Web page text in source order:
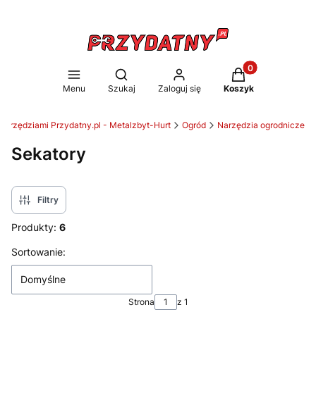
Menu
Otwórz wyszukiwarkę
Szukaj Zaloguj się
Produkty w
Koszyk
Przydatny.pl - Metalzbyt-Hurt Ogród Narzędzia ogrodnicze
Sekatory
Filtry
Produkty: 6
Lista produktów
Sortowanie:
Domyślne
Strona z 1